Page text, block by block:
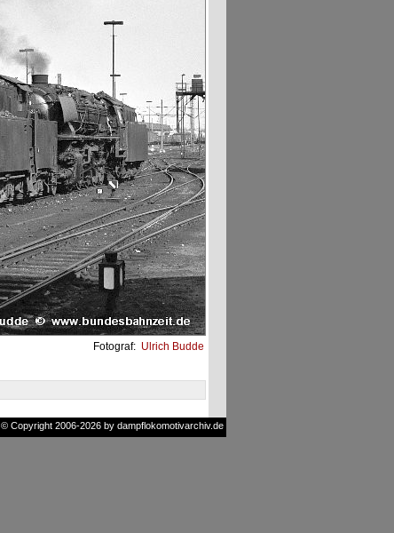
Fotograf: Ulrich Budde
© Copyright 2006-2026 by dampflokomotivarchiv.de